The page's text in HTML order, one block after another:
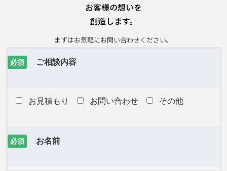
お客様の想いを
創造します。
まずはお気軽にお問い合わせください。
必須 ご相談内容
お見積もり お問い合わせ その他
必須 お名前